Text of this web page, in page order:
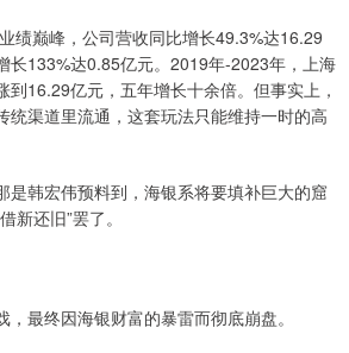
绩巅峰，公司营收同比增长49.3%达16.29
长133%达0.85亿元。2019年-2023年，上海
16.29亿元，五年增长十余倍。但事实上，
统渠道里流通，这套玩法只能维持一时的高
是韩宏伟预料到，海银系将要填补巨大的窟
新还旧”罢了。
最终因海银财富的暴雷而彻底崩盘。